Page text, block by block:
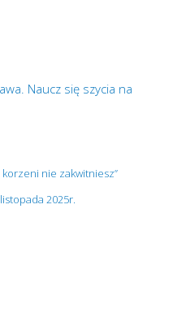
Naucz się szycia na
nie zakwitniesz”
2025r.